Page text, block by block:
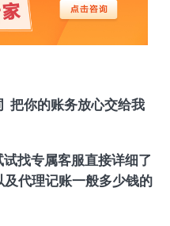
把你的账务放心交给我
找专属客服直接详细了
及代理记账一般多少钱的